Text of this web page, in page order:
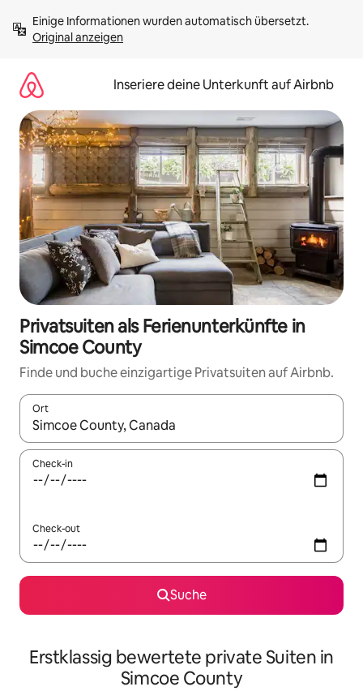
Inhalten
springenOriginal anzeigen
Inseriere deine Unterkunft auf Airbnb
Privatsuiten als Ferienunterkünfte in
Simcoe County
Finde und buche einzigartige Privatsuiten auf Airbnb.
Ort
Wenn Ergebnisse verfügbar sind, navigiere mit den
Check-in
Check-out
Suche
Erstklassig bewertete private Suiten in
Simcoe County